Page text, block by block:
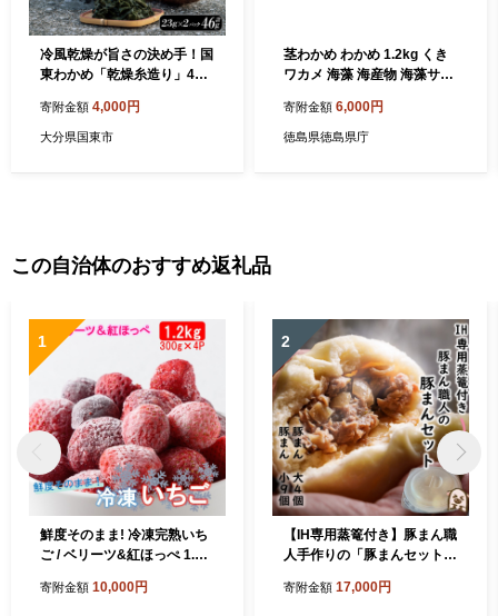
冷風乾燥が旨さの決め手！国
東わかめ「乾燥糸造り」46g
寄附金額 4,000円
大分県国東市
茎わかめ わかめ 1.2kg くき
ワカメ 海藻 海産物 海藻サラ
ラ 酢のもの 和えもの 煮もの
小分け お徳用 大容量 コリコ
寄附金額 6,000円
徳島県徳島県庁
この自治体のおすすめ返礼品
1
鮮度そのまま! 冷凍完熟いち
ご / ベリーツ&紅ほっぺ 1.2k
寄附金額 10,000円
2
【IH専用蒸篭付き】豚まん職
人手作りの「豚まんセット
寄附金額 17,000円